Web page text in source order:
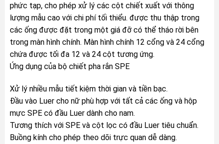
phức tạp, cho phép xử lý các cột chiết xuất với thông
lượng mẫu cao với chi phí tối thiểu. được thu thập trong
các ống được đặt trong một giá đỡ có thể tháo rời bên
trong màn hình chính. Màn hình chính 12 cổng và 24 cổng
chứa được tối đa 12 và 24 cột tương ứng.
Ứng dụng của bộ chiết pha rắn SPE
Xử lý nhiều mẫu tiết kiệm thời gian và tiền bạc.
Đầu vào Luer cho nữ phù hợp với tất cả các ống và hộp
mực SPE có đầu Luer dành cho nam.
Tương thích với SPE và cột lọc có đầu Luer tiêu chuẩn.
Buồng kính cho phép theo dõi trực quan dễ dàng.